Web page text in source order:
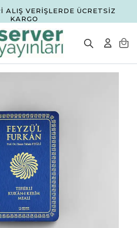
ALIŞ VERİŞLERDE ÜCRETSİZ
KARGO